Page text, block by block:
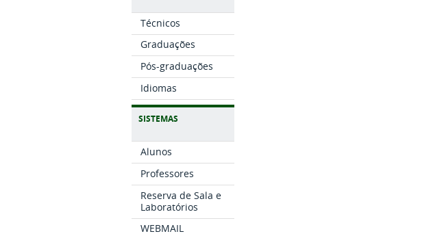
Técnicos
Graduações
Pós-graduações
Idiomas
SISTEMAS
Alunos
Professores
Reserva de Sala e
Laboratórios
WEBMAIL